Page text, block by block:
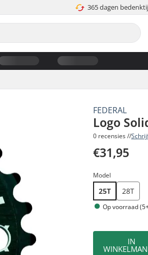
365 dagen
FEDERAL
Logo
0 recensies //
€31,95
Model
25T 28T
Op voorraad
IN